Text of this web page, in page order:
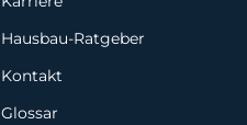
Hausbau-Ratgeber
Kontakt
Glossar